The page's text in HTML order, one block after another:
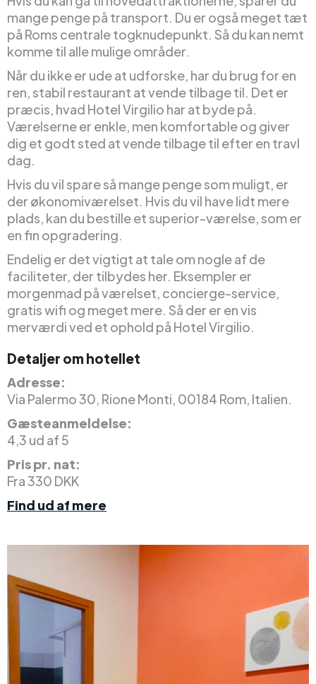
mange penge på transport. Du er også meget tæt
på Roms centrale togknudepunkt. Så du kan nemt
komme til alle mulige områder.
Når du ikke er ude at udforske, har du brug for en
ren, stabil restaurant at vende tilbage til. Det er
præcis, hvad Hotel Virgilio har at byde på.
Værelserne er enkle, men komfortable og giver
dig et godt sted at vende tilbage til efter en travl
dag.
Hvis du vil spare så mange penge som muligt, er
der økonomiværelset. Hvis du vil have lidt mere
plads, kan du bestille et superior-værelse, som er
en fin opgradering.
Endelig er det vigtigt at tale om nogle af de
faciliteter, der tilbydes her. Eksempler er
morgenmad på værelset, concierge-service,
gratis wifi og meget mere. Så der er en vis
merværdi ved et ophold på Hotel Virgilio.
Detaljer om hotellet
Adresse:
Via Palermo 30, Rione Monti, 00184 Rom, Italien.
Gæsteanmeldelse:
4,3 ud af 5
Pris pr. nat:
Fra 330 DKK
Find ud af mere